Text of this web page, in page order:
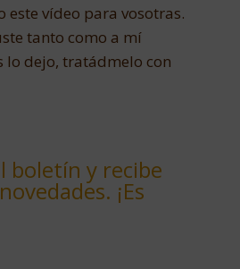
este vídeo para vosotras.
tanto como a mí
lo dejo, tratádmelo con
boletín y recibe
¡Es